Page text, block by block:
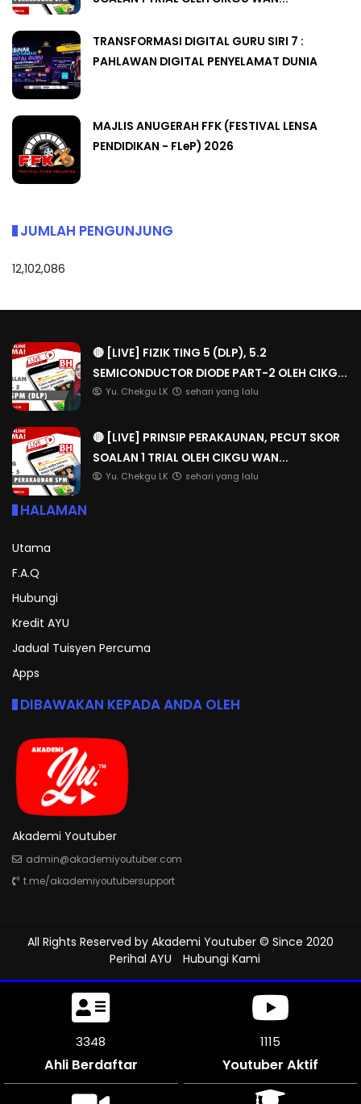
TRANSFORMASI DIGITAL GURU SIRI 7 :
PAHLAWAN DIGITAL PENYELAMAT DUNIA
MAJLIS ANUGERAH FFK (FESTIVAL LENSA
PENDIDIKAN - FLeP) 2026
JUMLAH PENGUNJUNG
12,102,086
🔴 [LIVE] FIZIK TING 5 (DLP), 5.2
SEMICONDUCTOR DIODE PART-2 OLEH CIKG...
Yu. Chekgu LK sehari yang lalu
🔴 [LIVE] PRINSIP PERAKAUNAN, PECUT SKOR
SOALAN 1 TRIAL OLEH CIKGU WAN...
Yu. Chekgu LK sehari yang lalu
HALAMAN
Utama
F.A.Q
Hubungi
Kredit AYU
Jadual Tuisyen Percuma
Apps
DIBAWAKAN KEPADA ANDA OLEH
Akademi Youtuber
admin@akademiyoutuber.com
t.me/akademiyoutubersupport
All Rights Reserved by Akademi Youtuber © Since 2020
Perihal AYU
Hubungi Kami
3726
Ahli Berdaftar
1242
Youtuber Aktif